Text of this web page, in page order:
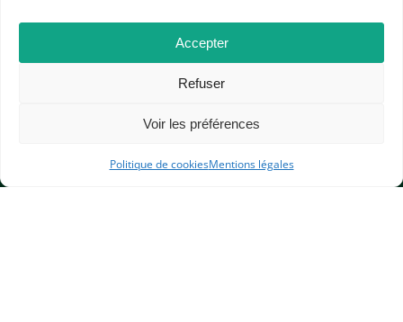
Accepter
Refuser
Voir les préférences
Politique de cookiesMentions légales
APHG